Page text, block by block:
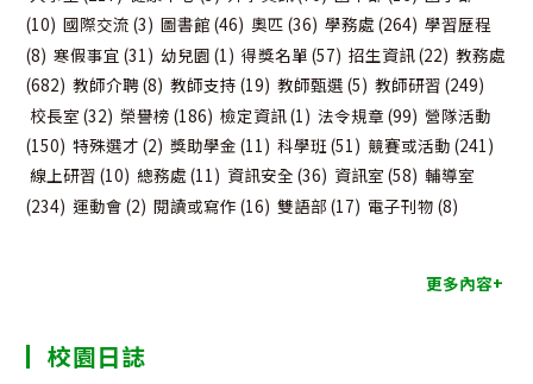
(10) 國際交流 (3) 圖書館 (46) 奧匹 (36) 學務處 (264) 學習歷程
(8) 寒假事宜 (31) 幼兒園 (1) 得獎名單 (57) 招生資訊(22) 教務處
(682) 教師介聘(8) 教師支持 (19) 教師甄選 (5) 教師研習 (249)
校長室 (32) 榮譽榜 (186) 檢定資訊(1) 法令規章 (99) 營隊活動
(150) 特殊選才 (2) 獎助學金 (11) 科學班(51) 競賽或活動 (241)
線上研習 (10) 總務處 (11) 資訊安全 (36) 資訊室 (58) 輔導室
(234) 運動會 (2) 閱讀或寫作 (16) 雙語部 (17) 電子刊物 (8)
更多內容+
校園日誌